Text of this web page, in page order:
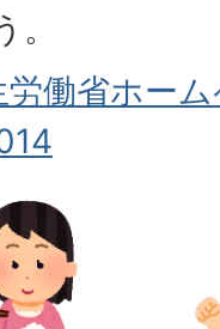
。
労働省ホー